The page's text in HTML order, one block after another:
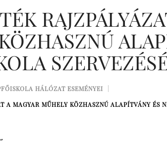
HÁLÓZAT ESEMÉNYEI
A MAGYAR MŰHELY KÖZHASZNÚ ALAPÍTVÁNY ÉS